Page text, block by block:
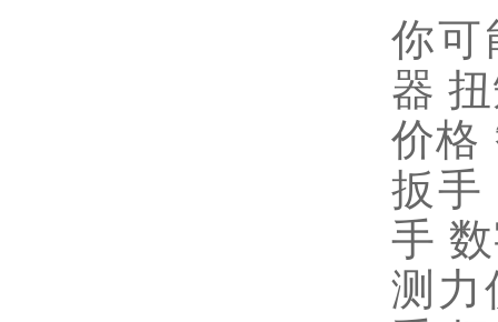
你可
器
价格
扳手
手
测力